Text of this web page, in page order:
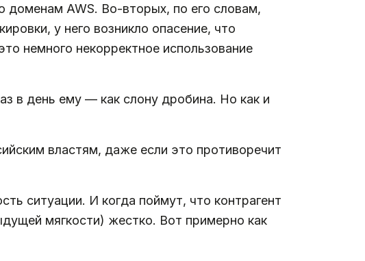
доменам AWS. Во-вторых, по его словам,
у него возникло опасение, что
немного некорректное использование
в день ему — как слону дробина. Но как и
властям, даже если это противоречит
ситуации. И когда поймут, что контрагент
мягкости) жестко. Вот примерно как